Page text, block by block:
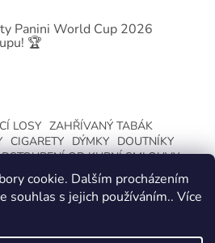
cookie. Dalším procházením
souhlas s jejich používáním.. Více
Panini World Cup 2026
🏆
LOSY ZAHŘÍVANÝ TABÁK
CIGARETY DÝMKY
DOUTNÍKY
OD KUPNÍ SMLOUVY